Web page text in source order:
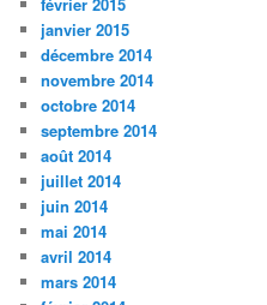
janvier 2015
décembre 2014
novembre 2014
octobre 2014
septembre 2014
août 2014
juillet 2014
juin 2014
mai 2014
avril 2014
mars 2014